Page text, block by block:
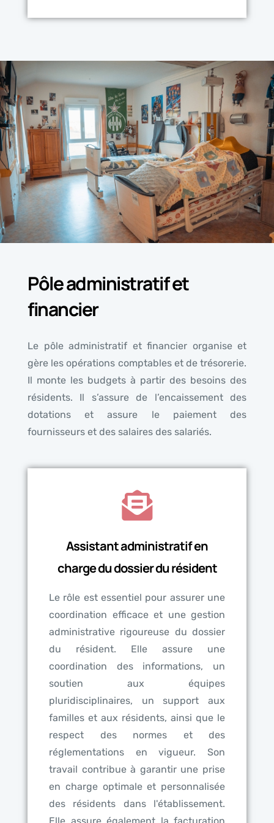
Pôle administratif et
financier
Le pôle administratif et financier organise et
gère les opérations comptables et de trésorerie.
Il monte les budgets à partir des besoins des
résidents. Il s’assure de l’encaissement des
dotations et assure le paiement des
fournisseurs et des salaires des salariés.
Assistant administratif en
charge du dossier du résident
Le rôle est essentiel pour assurer une
coordination efficace et une gestion
administrative rigoureuse du dossier
du résident. Elle assure une
coordination des informations, un
soutien aux équipes
pluridisciplinaires, un support aux
familles et aux résidents, ainsi que le
respect des normes et des
réglementations en vigueur. Son
travail contribue à garantir une prise
en charge optimale et personnalisée
des résidents dans l'établissement.